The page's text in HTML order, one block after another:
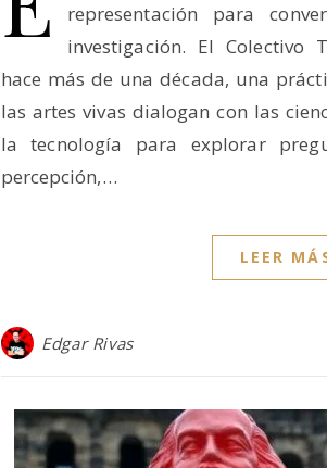
representación para
investigación. El Colectivo
hace más de una década, una
las artes vivas dialogan con las
la tecnología para explorar
percepción,…
LEER
Edgar Rivas